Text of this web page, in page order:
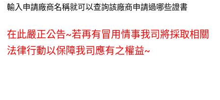
輸入申請廠商名稱就可以查詢該廠商申請過哪些證書
在此嚴正公告~若再有冒用情事我司將採取相關
法律行動以保障我司應有之權益~